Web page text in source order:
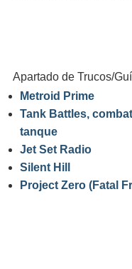
Apartado de Trucos/
Metroid Prime
Tank Battles,
tanque
Jet Set Radio
Silent Hill
Project Zero (Fatal